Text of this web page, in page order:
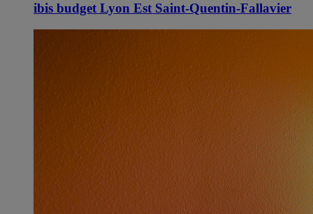
ibis budget Lyon Est Saint-Quentin-Fallavier